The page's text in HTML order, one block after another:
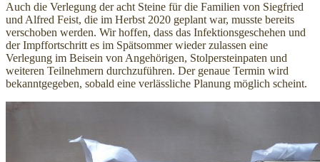
Auch die Verlegung der acht Steine für die Familien von Siegfried
und Alfred Feist, die im Herbst 2020 geplant war, musste bereits
verschoben werden. Wir hoffen, dass das Infektionsgeschehen und
der Impffortschritt es im Spätsommer wieder zulassen eine
Verlegung im Beisein von Angehörigen, Stolpersteinpaten und
weiteren Teilnehmern durchzuführen. Der genaue Termin wird
bekanntgegeben, sobald eine verlässliche Planung möglich scheint.